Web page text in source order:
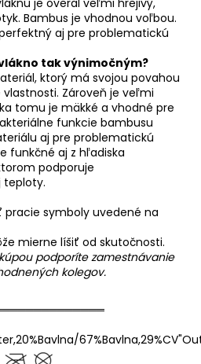
Bambus je vhodnou voľbou.
aj pre problematickú
tak výnimočným?
ktorý má svojou povahou
Zároveň je veľmi
tomu je mäkké a vhodné pre
funkcie bambusu
aj pre problematickú
funkčné aj z hľadiska
podporuje
teploty.
symboly uvedené na
mierne líšiť od skutočnosti.
podporíte zamestnávanie
kolegov.